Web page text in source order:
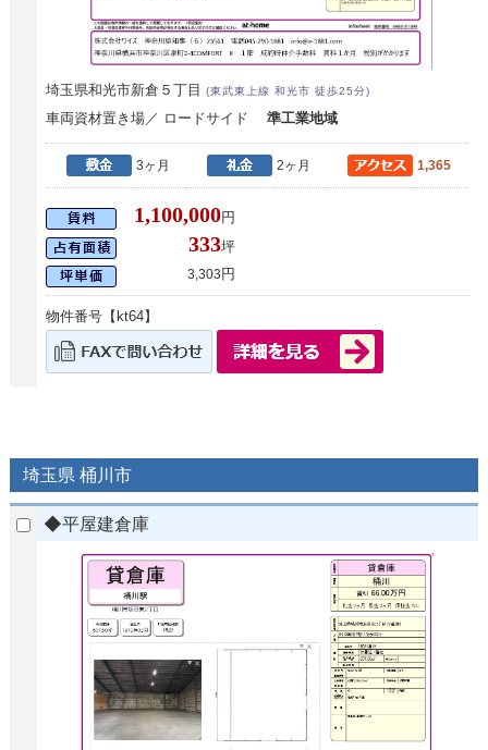
埼玉県和光市新倉５丁目(東武東上線 和光市 徒歩25分)
車両資材置き場／ ロードサイド準工業地域
3ヶ月 2ヶ月 1,365
1,100,000円
333坪
3,303 円
物件番号【kt64】
埼玉県 桶川市
◆平屋建倉庫